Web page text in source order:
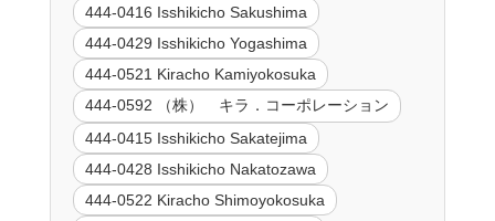
444-0416 Isshikicho Sakushima
444-0429 Isshikicho Yogashima
444-0521 Kiracho Kamiyokosuka
444-0592 （株） キラ．コーポレーション
444-0415 Isshikicho Sakatejima
444-0428 Isshikicho Nakatozawa
444-0522 Kiracho Shimoyokosuka